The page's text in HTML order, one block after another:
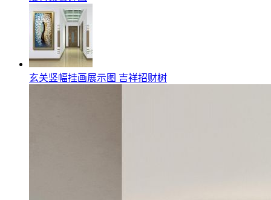
玄关竖幅挂画展示图 吉祥招财树